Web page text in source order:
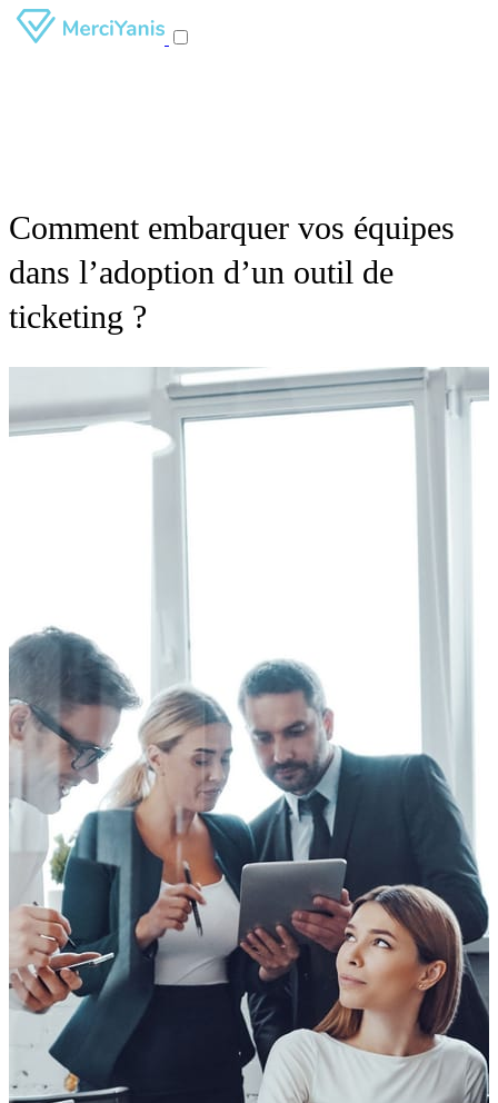
Comment embarquer vos équipes
dans l’adoption d’un outil de
ticketing ?